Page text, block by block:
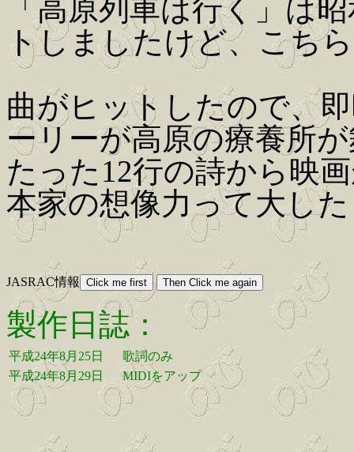
「高原列車は行く」は
トしましたけど、こち
曲がヒットしたので、
ーリーが高原の療養所
たった12行の詩から映
本家の想像力って大し
JASRAC情報
製作日誌：
平成24年8月25日
歌詞のみ
平成24年8月29日
MIDIをアップ